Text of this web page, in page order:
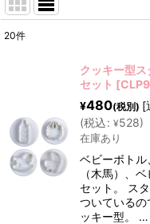
並び順:
20件
クッキー型
セット [
¥480(税別) [
(税込: ¥528)
在庫あり
ベビーボトル
（木馬）、
セット。 ス
ついているの
ッキー型。 …